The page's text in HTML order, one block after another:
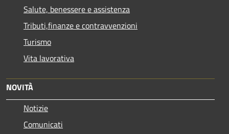
Salute, benessere e assistenza
Tributi,finanze e contravvenzioni
Turismo
Vita lavorativa
NOVITÀ
Notizie
Comunicati